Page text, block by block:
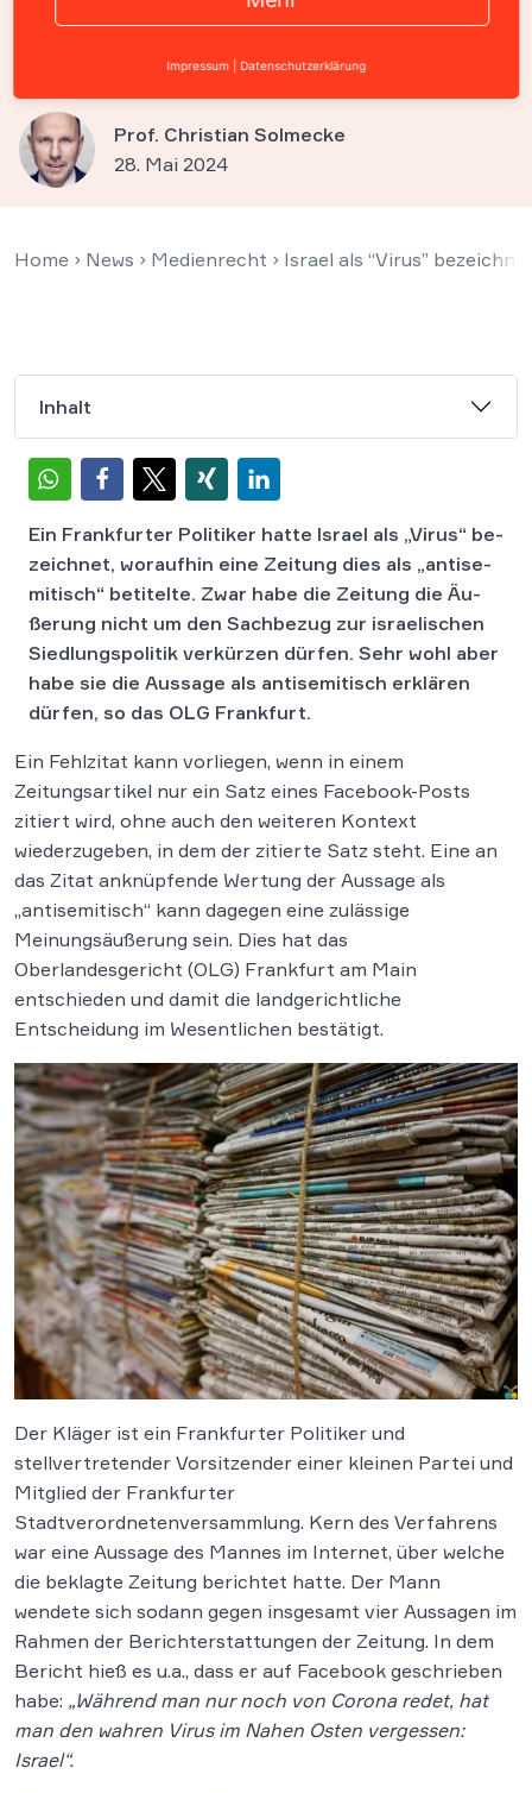
„Antisemitisch“ erklärt
Prof. Christian Solmecke
28. Mai 2024
Home › News › Medienrecht › Israel als “Virus”
Inhalt
Ein Frank­fur­ter Po­li­ti­ker hatte Is­ra­el als „Virus“ be­
zeich­net, woraufhin eine Zei­tung dies als „an­ti­se­
mi­tisch“ betitelte. Zwar habe die Zeitung die Äu­
ße­rung nicht um den Sach­be­zug zur is­rae­li­schen
Sied­lungs­po­li­tik ver­kür­zen dür­fen. Sehr wohl aber
habe sie die Aussage als an­ti­se­mi­tisch er­klä­ren
dürfen, so das OLG Frank­furt.
Ein Fehlzitat kann vorliegen, wenn in einem
Zeitungsartikel nur ein Satz eines Facebook-Posts
zitiert wird, ohne auch den weiteren Kontext
wiederzugeben, in dem der zitierte Satz steht. Eine an
das Zitat anknüpfende Wertung der Aussage als
„antisemitisch“ kann dagegen eine zulässige
Meinungsäußerung sein. Dies hat das
Oberlandesgericht (OLG) Frankfurt am Main
entschieden und damit die landgerichtliche
Entscheidung im Wesentlichen bestätigt.
Der Kläger ist ein Frankfurter Politiker und
stellvertretender Vorsitzender einer kleinen Partei und
Mitglied der Frankfurter
Stadtverordnetenversammlung. Kern des Verfahrens
war eine Aussage des Mannes im Internet, über welche
die beklagte Zeitung berichtet hatte. Der Mann
wendete sich sodann gegen insgesamt vier Aussagen im
Rahmen der Berichterstattungen der Zeitung. In dem
Bericht hieß es u.a., dass er auf Facebook geschrieben
habe: „Während man nur noch von Corona redet, hat
man den wahren Virus im Nahen Osten vergessen:
Israel“.
Impressum Datenschutzerklärung